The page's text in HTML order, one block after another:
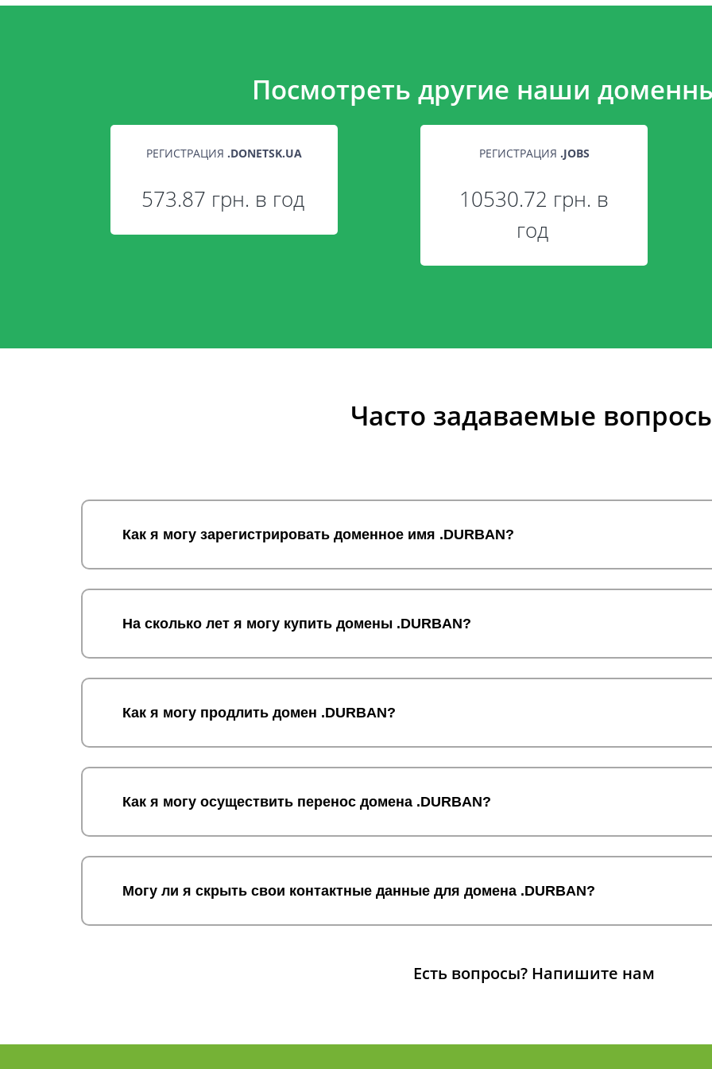
Посмотреть другие наши
РЕГИСТРАЦИЯ .DONETSK.UA
573.87 грн. в год
РЕГИСТРАЦИЯ .JOBS
10530.72 грн. в
год
Часто задаваемые
Как я могу зарегистрировать доменное имя .DURBAN?
На сколько лет я могу купить домены .DURBAN?
Как я могу продлить домен .DURBAN?
Как я могу осуществить перенос домена .DURBAN?
Могу ли я скрыть свои контактные данные для домена .DURBAN?
Есть вопросы? Напишите нам